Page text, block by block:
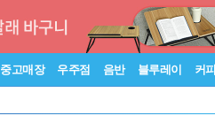
중고매장 우주점 음반 블루레이 커피